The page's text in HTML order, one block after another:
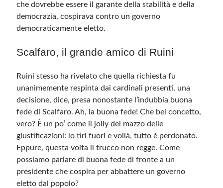
che dovrebbe essere il garante della stabilità e della
democrazia, cospirava contro un governo
democraticamente eletto.
Scalfaro, il grande amico di Ruini
Ruini stesso ha rivelato che quella richiesta fu
unanimemente respinta dai cardinali presenti, una
decisione, dice, presa nonostante l’indubbia buona
fede di Scalfaro. Ah, la buona fede! Che bel concetto,
vero? È un po’ come il jolly del mazzo delle
giustificazioni: lo tiri fuori e voilà, tutto è perdonato.
Eppure, questa volta il trucco non regge. Come
possiamo parlare di buona fede di fronte a un
presidente che cospira per abbattere un governo
eletto dal popolo?